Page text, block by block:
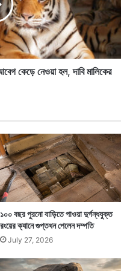
জীবনটাকে এমন দুর্বিষহ করে
হলেই রাস্তায় কোনও না
কেড়ে নেওয়া হল, দাবি মালিকের
১০০ বছর পুরনো বাড়িতে পাওয়া দুর্গন্ধযুক্ত
রংয়ের ক্যানে গুপ্তধন পেলেন দম্পতি
July 27, 2026